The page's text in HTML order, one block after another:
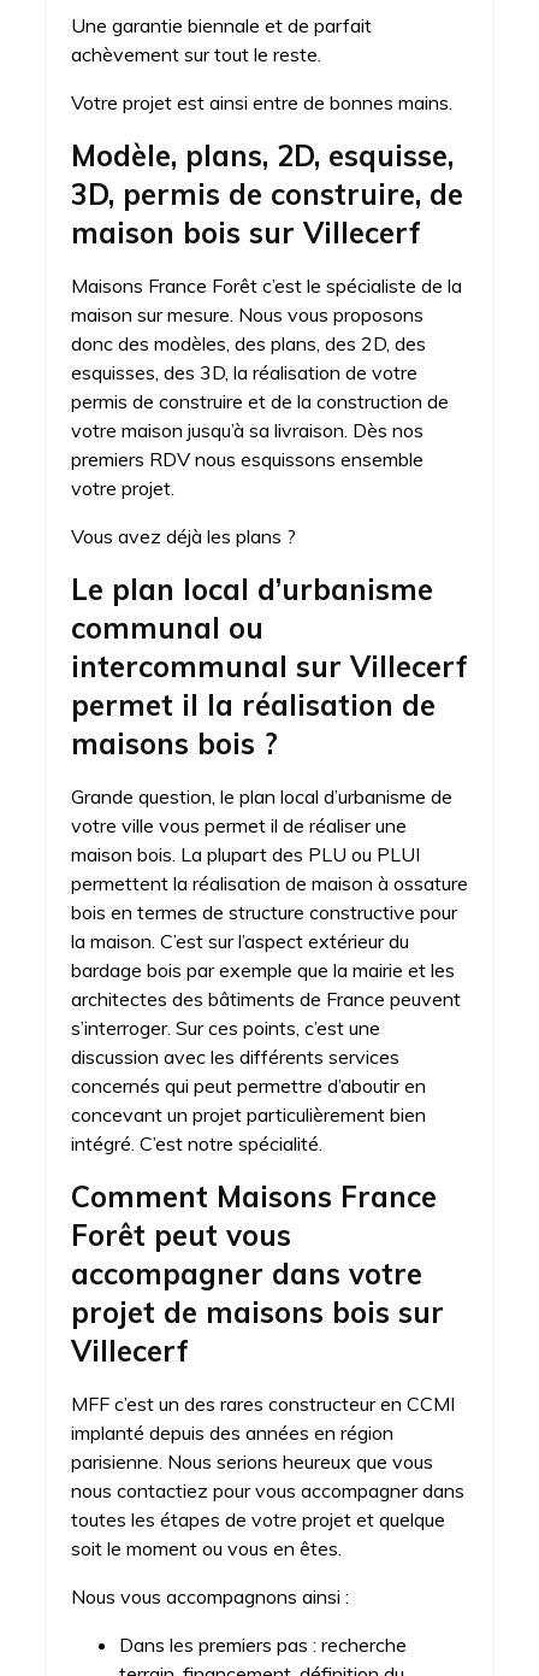
Une garantie biennale et de parfait
achèvement sur tout le reste.
Votre projet est ainsi entre de bonnes mains.
Modèle, plans, 2D, esquisse,
3D, permis de construire, de
maison bois sur Villecerf
Maisons France Forêt c’est le spécialiste de la
maison sur mesure. Nous vous proposons
donc des modèles, des plans, des 2D, des
esquisses, des 3D, la réalisation de votre
permis de construire et de la construction de
votre maison jusqu’à sa livraison. Dès nos
premiers RDV nous esquissons ensemble
votre projet.
Vous avez déjà les plans ?
Le plan local d’urbanisme
communal ou
intercommunal sur Villecerf
permet il la réalisation de
maisons bois ?
Grande question, le plan local d’urbanisme de
votre ville vous permet il de réaliser une
maison bois. La plupart des PLU ou PLUI
permettent la réalisation de maison à ossature
bois en termes de structure constructive pour
la maison. C’est sur l’aspect extérieur du
bardage bois par exemple que la mairie et les
architectes des bâtiments de France peuvent
s’interroger. Sur ces points, c’est une
discussion avec les différents services
concernés qui peut permettre d’aboutir en
concevant un projet particulièrement bien
intégré. C’est notre spécialité.
Comment Maisons France
Forêt peut vous
accompagner dans votre
projet de maisons bois sur
Villecerf
MFF c’est un des rares constructeur en CCMI
implanté depuis des années en région
parisienne. Nous serions heureux que vous
nous contactiez pour vous accompagner dans
toutes les étapes de votre projet et quelque
soit le moment ou vous en êtes.
Nous vous accompagnons ainsi :
Dans les premiers pas : recherche